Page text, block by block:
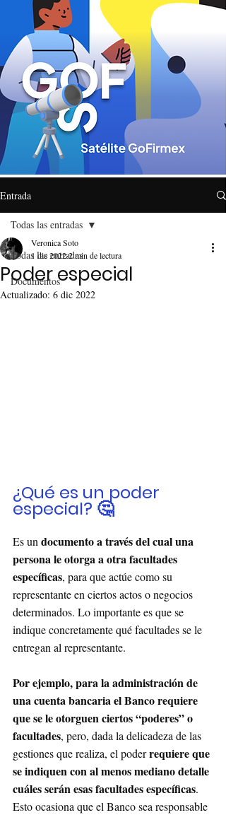
Entrada
Todas las entradas
Documentos
Todas las entradas
Poder especial
Veronica Soto
1 dic 20222 min de lectura
Actualizado: 6 dic 2022
¿Qué es un poder
especial? 🤔
Es un documento a través del cual una
persona le otorga a otra facultades
específicas, para que actúe como su
representante en ciertos actos o negocios
determinados. Lo importante es que se
indique concretamente qué facultades se le
entregan al representante.
Por ejemplo, para la administración de
una cuenta bancaria el Banco requiere
que se le otorguen ciertos “poderes” o
facultades, pero, dada la delicadeza de las
gestiones que realiza, el poder requiere que
se indiquen con al menos mediano detalle
cuáles serán esas facultades específicas.
Esto ocasiona que el Banco sea responsable